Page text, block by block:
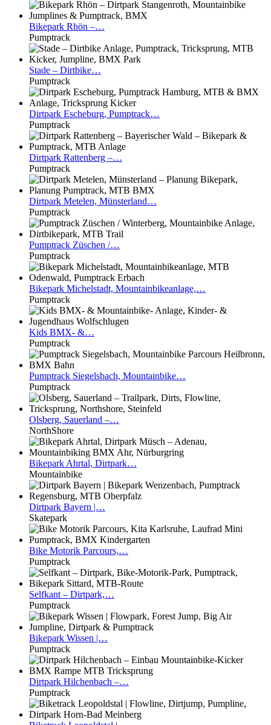
Bikepark Rhön –…
Pumptrack
Stade – Dirtbike…
Pumptrack
Dirtpark Escheburg, Pumptrack…
Pumptrack
Dirtpark Rattenberg –…
Pumptrack
Dirtpark Metelen, Münsterland…
Pumptrack
Pumptrack Züschen /…
Pumptrack
Bikepark Michelstadt, Mountainbikeanlage,…
Pumptrack
Kids BMX- &…
Pumptrack
Pumptrack Siegelsbach, Mountainbike…
Pumptrack
Olsberg, Sauerland –…
NorthShore
Bikepark Ahrtal, Dirtpark…
Mountainbike
Dirtpark Bayern |…
Skatepark
Bike Motorik Parcours,…
Pumptrack
Selfkant – Dirtpark,…
Pumptrack
Bikepark Wissen |…
Pumptrack
Dirtpark Hilchenbach –…
Pumptrack